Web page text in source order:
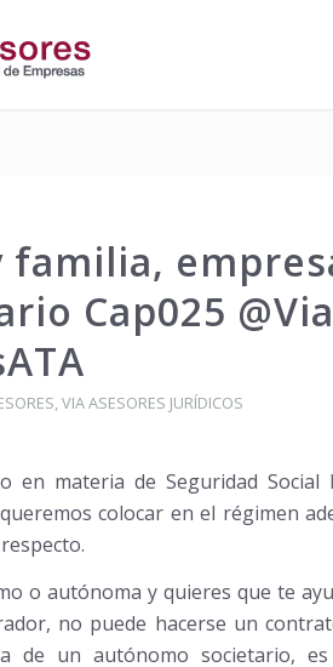
Cap025
,VIA ASESORES JURÍDICOS
en materia de Seguridad Social
colocar en el régimen
o autónoma y quieres que te
no puede hacerse un
de un autónomo societario,